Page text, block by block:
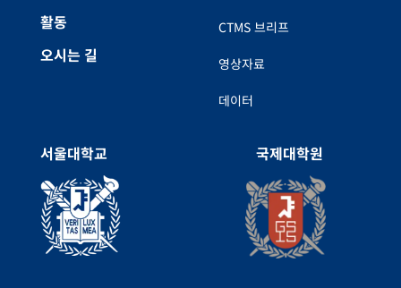
활동
오시는 길
CTMS 브리프
영상자료
데이터
서울대학교 국제대학원